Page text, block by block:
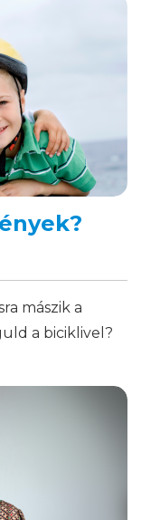
mászik a
a biciklivel?
őrizzük